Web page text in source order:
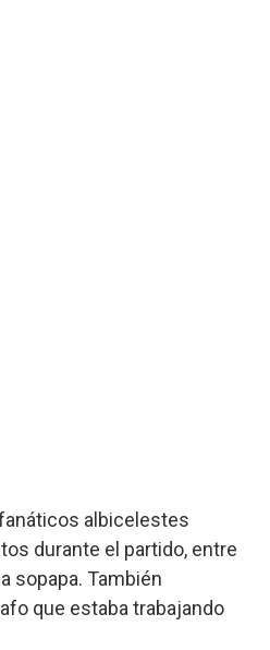
albicelestes
durante el partido, entre
sopapa. También
que estaba trabajando